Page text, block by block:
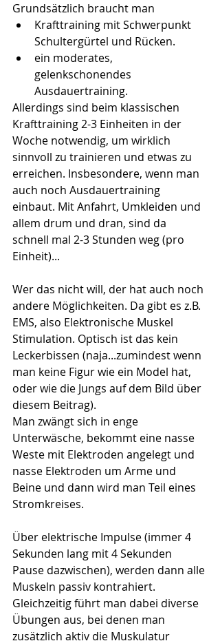
Grundsätzlich braucht man
Krafttraining mit Schwerpunkt
Schultergürtel und Rücken.
ein moderates,
gelenkschonendes
Ausdauertraining.
Allerdings sind beim klassischen
Krafttraining 2-3 Einheiten in der
Woche notwendig, um wirklich
sinnvoll zu trainieren und etwas zu
erreichen. Insbesondere, wenn man
auch noch Ausdauertraining
einbaut. Mit Anfahrt, Umkleiden und
allem drum und dran, sind da
schnell mal 2-3 Stunden weg (pro
Einheit)...
Wer das nicht will, der hat auch noch
andere Möglichkeiten. Da gibt es z.B.
EMS, also Elektronische Muskel
Stimulation. Optisch ist das kein
Leckerbissen (naja...zumindest wenn
man keine Figur wie ein Model hat,
oder wie die Jungs auf dem Bild über
diesem Beitrag).
Man zwängt sich in enge
Unterwäsche, bekommt eine nasse
Weste mit Elektroden angelegt und
nasse Elektroden um Arme und
Beine und dann wird man Teil eines
Stromkreises.
Über elektrische Impulse (immer 4
Sekunden lang mit 4 Sekunden
Pause dazwischen), werden dann alle
Muskeln passiv kontrahiert.
Gleichzeitig führt man dabei diverse
Übungen aus, bei denen man
zusätzlich aktiv die Muskulatur